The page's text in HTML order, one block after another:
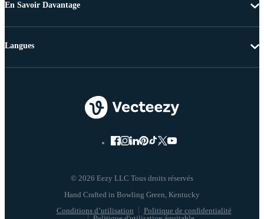
En Savoir Davantage
© 2026 Eezy LLC Tous droits réservés
Conditions d’utilisation
Politique de confidentialité
Langues